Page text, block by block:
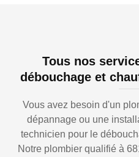
Tous nos
débouchage et
Vous avez besoin d'un
dépannage ou une
technicien pour le
Notre plombier qualifié à